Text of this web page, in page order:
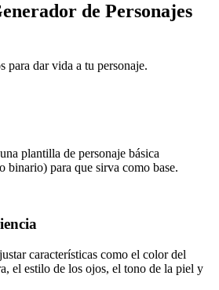
de Personajes
para dar vida a tu personaje.
plantilla de personaje básica
binario) para que sirva como base.
características como el color del
el estilo de los ojos, el tono de la piel y